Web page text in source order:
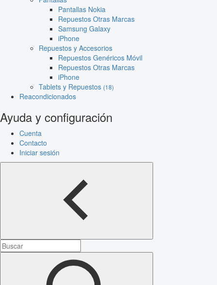
Pantallas Nokia
Repuestos Otras Marcas
Samsung Galaxy
iPhone
Repuestos y Accesorios
Repuestos Genéricos Móvil
Repuestos Otras Marcas
iPhone
Tablets y Repuestos (18)
Reacondicionados
Ayuda y configuración
Cuenta
Contacto
Iniciar sesión